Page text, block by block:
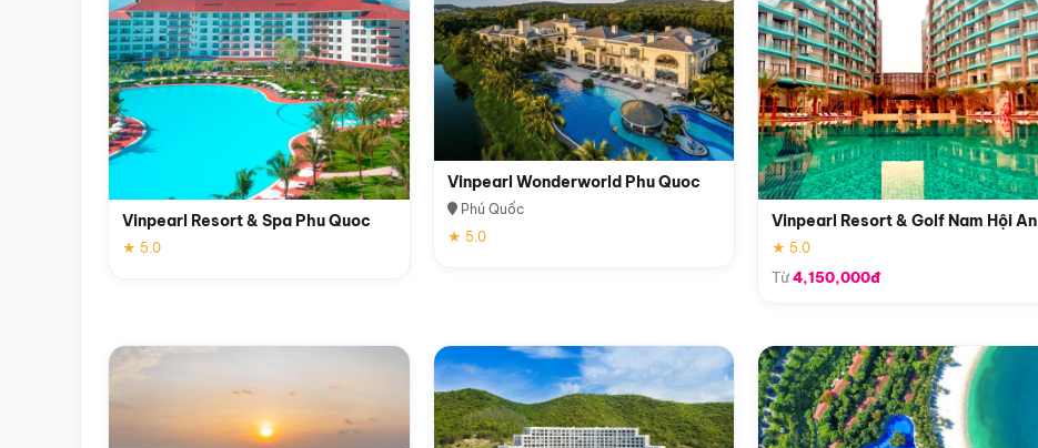
Vinpearl Resort & Spa Phu Quoc
★ 5.0
Vinpearl Wonderworld Phu Quoc
Phú Quốc
★ 5.0
Vinpearl Resort & Golf Nam Hội An
★ 5.0
Từ4,150,000đ